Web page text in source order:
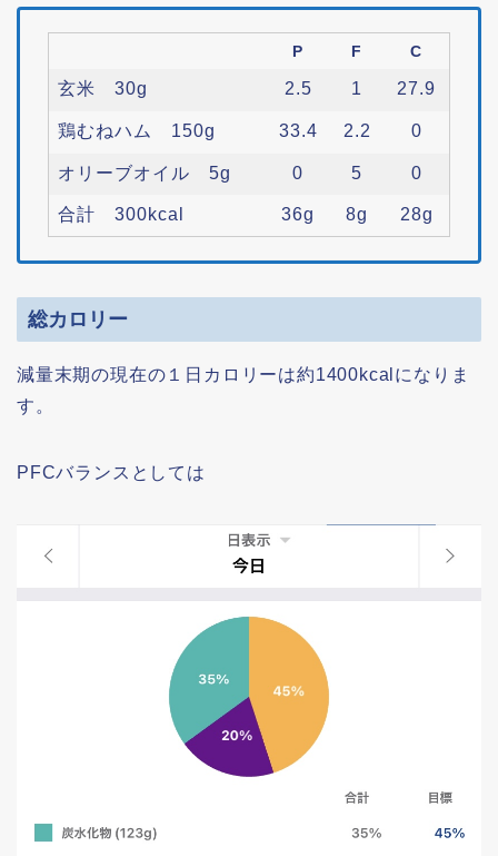
P F C
玄米 30g 2.5 1 27.9
鶏むねハム 150g 33.4 2.2 0
オリーブオイル 5g 0 5 0
合計 300kcal 36g 8g 28g
総カロリー
減量末期の現在の１日カロリーは約1400kcalになりま
す。
PFCバランスとしては